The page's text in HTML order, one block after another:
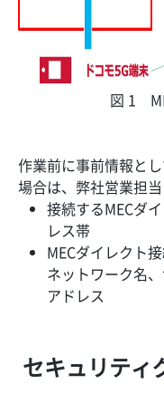
図 1
作業前に事前情報と
場合は、弊社営業担
接続するMECダ
レス帯
MECダイレクト
ネットワーク名
アドレス
セキュリティ